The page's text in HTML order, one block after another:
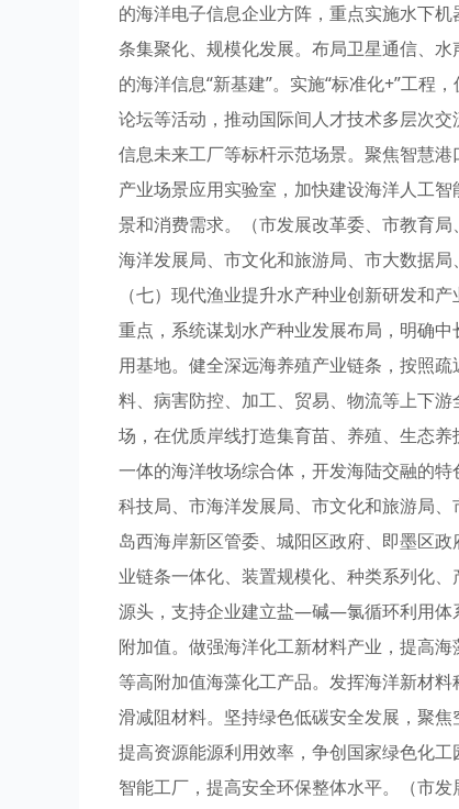
的海洋电子信息企业方阵，重点实施水下
条集聚化、规模化发展。布局卫星通信、
的海洋信息“新基建”。实施“标准化+”工程
论坛等活动，推动国际间人才技术多层次
信息未来工厂等标杆示范场景。聚焦智慧
产业场景应用实验室，加快建设海洋人工
景和消费需求。（市发展改革委、市教育
海洋发展局、市文化和旅游局、市大数据
（七）现代渔业提升水产种业创新研发和
重点，系统谋划水产种业发展布局，明确
用基地。健全深远海养殖产业链条，按照
料、病害防控、加工、贸易、物流等上下
场，在优质岸线打造集育苗、养殖、生态
一体的海洋牧场综合体，开发海陆交融的
科技局、市海洋发展局、市文化和旅游局
岛西海岸新区管委、城阳区政府、即墨区
业链条一体化、装置规模化、种类系列化
源头，支持企业建立盐—碱—氯循环利用体
附加值。做强海洋化工新材料产业，提高
等高附加值海藻化工产品。发挥海洋新材
滑减阻材料。坚持绿色低碳安全发展，聚
提高资源能源利用效率，争创国家绿色化
智能工厂，提高安全环保整体水平。（市